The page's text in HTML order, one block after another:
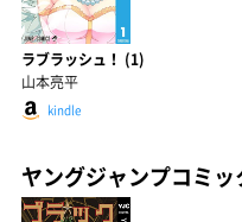
ラブラッシュ！ (1)
山本亮平
kindle
ヤングジャンプコミ